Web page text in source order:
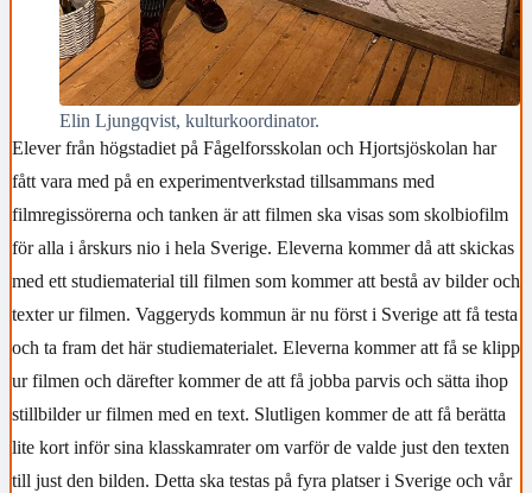
Elin Ljungqvist, kulturkoordinator.
Elever från högstadiet på Fågelforsskolan och Hjortsjöskolan har
fått vara med på en experimentverkstad tillsammans med
filmregissörerna och tanken är att filmen ska visas som skolbiofilm
för alla i årskurs nio i hela Sverige. Eleverna kommer då att skickas
med ett studiematerial till filmen som kommer att bestå av bilder och
texter ur filmen. Vaggeryds kommun är nu först i Sverige att få testa
och ta fram det här studiematerialet. Eleverna kommer att få se klipp
ur filmen och därefter kommer de att få jobba parvis och sätta ihop
stillbilder ur filmen med en text. Slutligen kommer de att få berätta
lite kort inför sina klasskamrater om varför de valde just den texten
till just den bilden. Detta ska testas på fyra platser i Sverige och vår